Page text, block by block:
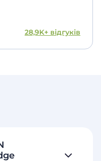
28,9K+ відгуків